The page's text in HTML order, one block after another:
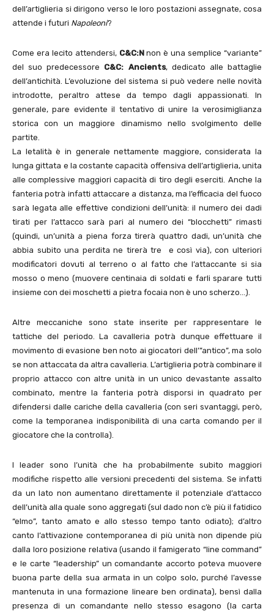
dell’artiglieria si dirigono verso le loro postazioni assegnate, cosa
attende i futuri Napoleoni?
Come era lecito attendersi, C&C:Nnon è una semplice “variante”
del suo predecessore C&C: Ancients, dedicato alle battaglie
dell’antichità. L’evoluzione del sistema si può vedere nelle novità
introdotte, peraltro attese da tempo dagli appassionati. In
generale, pare evidente il tentativo di unire la verosimiglianza
storica con un maggiore dinamismo nello svolgimento delle
partite.
La letalità è in generale nettamente maggiore, considerata la
lunga gittata e la costante capacità offensiva dell’artiglieria, unita
alle complessive maggiori capacità di tiro degli eserciti. Anche la
fanteria potrà infatti attaccare a distanza, ma l’efficacia del fuoco
sarà legata alle effettive condizioni dell’unità: il numero dei dadi
tirati per l’attacco sarà pari al numero dei “blocchetti” rimasti
(quindi, un’unità a piena forza tirerà quattro dadi, un’unità che
abbia subito una perdita ne tirerà tre e così via), con ulteriori
modificatori dovuti al terreno o al fatto che l’attaccante si sia
mosso o meno (muovere centinaia di soldati e farli sparare tutti
insieme con dei moschetti a pietra focaia non è uno scherzo…).
Altre meccaniche sono state inserite per rappresentare le
tattiche del periodo. La cavalleria potrà dunque effettuare il
movimento di evasione ben noto ai giocatori dell’”antico”, ma solo
se non attaccata da altra cavalleria. L’artiglieria potrà combinare il
proprio attacco con altre unità in un unico devastante assalto
combinato, mentre la fanteria potrà disporsi in quadrato per
difendersi dalle cariche della cavalleria (con seri svantaggi, però,
come la temporanea indisponibilità di una carta comando per il
giocatore che la controlla).
I leader sono l’unità che ha probabilmente subito maggiori
modifiche rispetto alle versioni precedenti del sistema. Se infatti
da un lato non aumentano direttamente il potenziale d’attacco
dell’unità alla quale sono aggregati (sul dado non c’è più il fatidico
“elmo”, tanto amato e allo stesso tempo tanto odiato); d’altro
canto l’attivazione contemporanea di più unità non dipende più
dalla loro posizione relativa (usando il famigerato “line command”
e le carte “leadership” un comandante accorto poteva muovere
buona parte della sua armata in un colpo solo, purché l’avesse
mantenuta in una formazione lineare ben ordinata), bensì dalla
presenza di un comandante nello stesso esagono (la carta